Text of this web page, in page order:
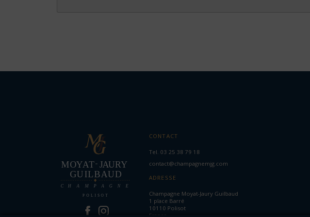
CONTACT
Tel. 03 25 38 79 18
contact@champagnemjg.com
ADRESSE
Champagne Moyat-Jaury Guilbaud
1 place Barré
10110 Polisot
France